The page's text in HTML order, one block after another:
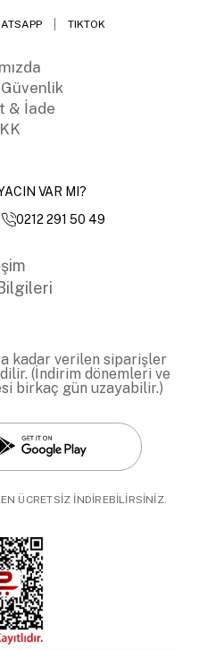
TIKTOK
& İade
VAR MI?
0212 291 50 49
kadar verilen siparişler
(İndirim dönemleri ve
birkaç gün uzayabilir.)
ÜCRETSİZ İNDİREBİLİRSİNİZ.